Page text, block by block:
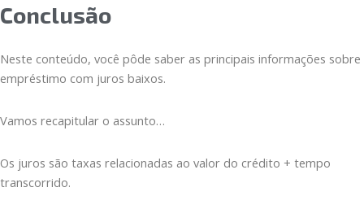
Conclusão
Neste conteúdo, você pôde saber as principais informações sobre
empréstimo com juros baixos.
Vamos recapitular o assunto…
Os juros são taxas relacionadas ao valor do crédito + tempo
transcorrido.